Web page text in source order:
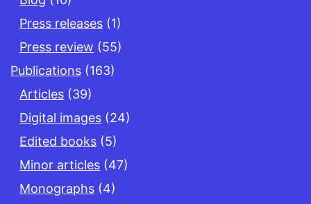
Press releases (1)
Press review (55)
Publications (163)
Articles (39)
Digital images (24)
Edited books (5)
Minor articles (47)
Monographs (4)